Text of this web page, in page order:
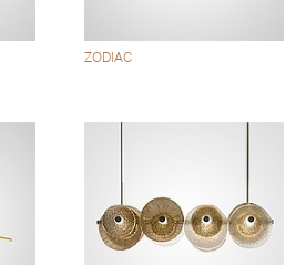
ZODIAC